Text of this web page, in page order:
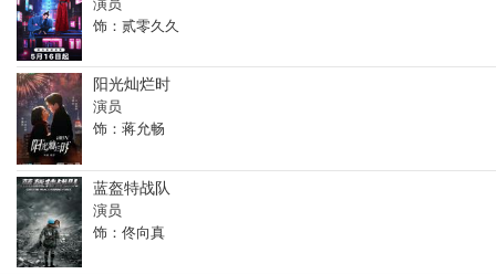
演员
饰：贰零久久
阳光灿烂时
演员
饰：蒋允畅
蓝盔特战队
演员
饰：佟向真